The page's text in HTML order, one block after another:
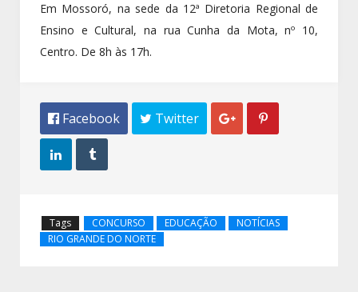
Em Mossoró, na sede da 12ª Diretoria Regional de
Ensino e Cultural, na rua Cunha da Mota, nº 10,
Centro. De 8h às 17h.
 Facebook  Twitter  
 
Tags CONCURSO EDUCAÇÃO
NOTÍCIAS
RIO GRANDE DO NORTE